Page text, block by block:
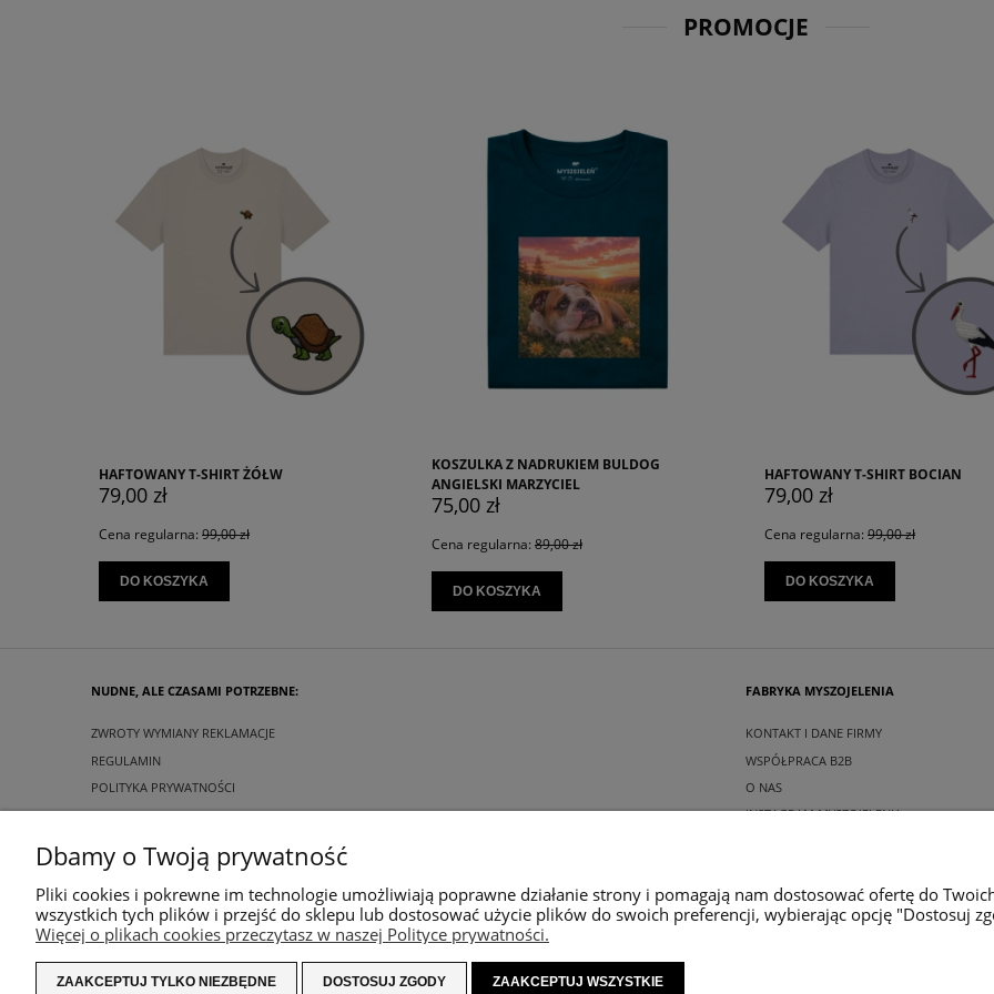
PROMOCJE
KOSZULKA Z NADRUKIEM BULDOG
ANGIELSKI MARZYCIEL
75,00 zł
Cena regularna: 89,00 zł
HAFTOWANY T-SHIRT BOCIAN
79,00 zł
Cena regularna: 99,00 zł
KOSZULKA Z NADRUKIEM
75,00 zł
Cena regularna: 89,00 zł
DO KOSZYKA
NUDNE, ALE CZASAMI POTRZEBNE:
ZWROTY WYMIANY REKLAMACJE
REGULAMIN
POLITYKA PRYWATNOŚCI
FABRYKA MYSZOJELENIA
KONTAKT I DANE FIRMY
WSPÓŁPRACA B2B
O NAS
INSTAGRAM MYSZOJELENIA
Dbamy o Twoją prywatność
Pliki cookies i pokrewne im technologie umożliwiają poprawne działanie strony i pomagają nam dostosować ofertę do
wszystkich tych plików i przejść do sklepu lub dostosować użycie plików do swoich preferencji, wybierając opcję "Dostosuj
Więcej o plikach cookies przeczytasz w naszej Polityce prywatności.
ZAAKCEPTUJ TYLKO NIEZBĘDNE DOSTOSUJ ZGODY ZAAKCEPTUJ WSZYSTKIE